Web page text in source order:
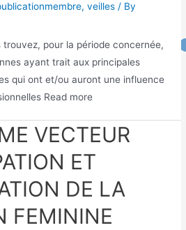
,veilles / By
pour la période concernée,
ayant trait aux principales
qui ont et/ou auront une influence
Read more
VECTEUR
ET
DE LA
FEMININE